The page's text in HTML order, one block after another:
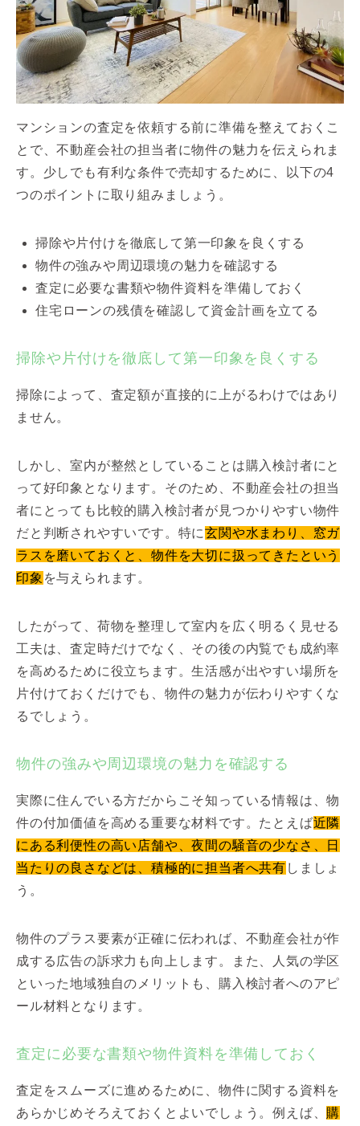
マンションの査定を依頼する前に準備を整えておくこ
とで、不動産会社の担当者に物件の魅力を伝えられま
す。少しでも有利な条件で売却するために、以下の4
つのポイントに取り組みましょう。
掃除や片付けを徹底して第一印象を良くする
物件の強みや周辺環境の魅力を確認する
査定に必要な書類や物件資料を準備しておく
住宅ローンの残債を確認して資金計画を立てる
掃除や片付けを徹底して第一印象を良くする
掃除によって、査定額が直接的に上がるわけではあり
ません。
しかし、室内が整然としていることは購入検討者にと
って好印象となります。そのため、不動産会社の担当
者にとっても比較的購入検討者が見つかりやすい物件
だと判断されやすいです。特に玄関や水まわり、窓ガ
ラスを磨いておくと、物件を大切に扱ってきたという
印象 を与えられます。
したがって、荷物を整理して室内を広く明るく見せる
工夫は、査定時だけでなく、その後の内覧でも成約率
を高めるために役立ちます。生活感が出やすい場所を
片付けておくだけでも、物件の魅力が伝わりやすくな
るでしょう。
物件の強みや周辺環境の魅力を確認する
実際に住んでいる方だからこそ知っている情報は、物
件の付加価値を高める重要な材料です。たとえば近隣
にある利便性の高い店舗や、夜間の騒音の少なさ、日
当たりの良さなどは、積極的に担当者へ共有 しましょ
う。
物件のプラス要素が正確に伝われば、不動産会社が作
成する広告の訴求力も向上します。また、人気の学区
といった地域独自のメリットも、購入検討者へのアピ
ール材料となります。
査定に必要な書類や物件資料を準備しておく
査定をスムーズに進めるために、物件に関する資料を
あらかじめそろえておくとよいでしょう。例えば、 購